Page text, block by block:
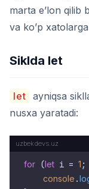
marta e’lon qilib
va ko’p
Siklda let
let ayniqsa
nusxa yaratadi:
for (let i = 1 ;
console .